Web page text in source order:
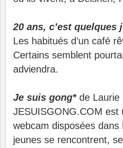
20 ans, c’est quelques
Les habitués d’un café
Certains semblent
adviendra.
Je suis gong*de Laurie
JESUISGONG.COM est
webcam disposées
jeunes se rencontrent,